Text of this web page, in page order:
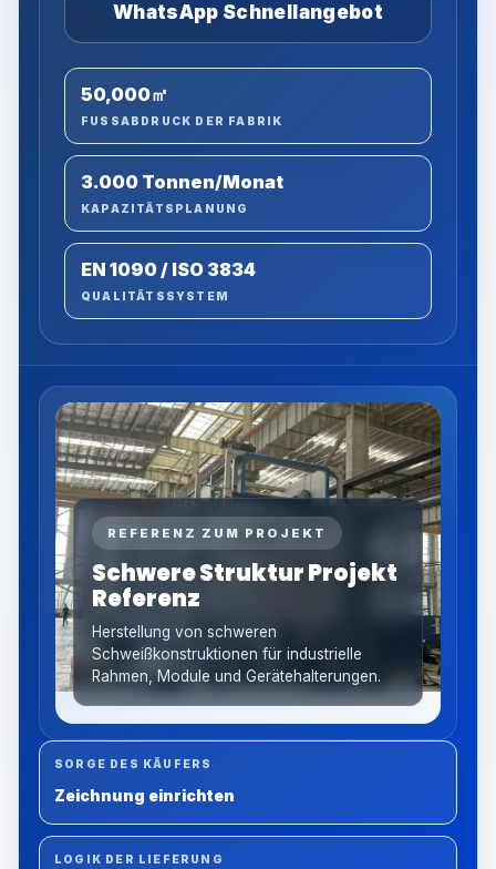
WhatsApp Schnellangebot
50,000㎡
FUSSABDRUCK DER FABRIK
3.000 Tonnen/Monat
KAPAZITÄTSPLANUNG
EN 1090 / ISO 3834
QUALITÄTSSYSTEM
REFERENZ ZUM PROJEKT
Schwere Struktur Projekt
Referenz
Herstellung von schweren
Schweißkonstruktionen für industrielle
Rahmen, Module und Gerätehalterungen.
SORGE DES KÄUFERS
Zeichnung einrichten
LOGIK DER LIEFERUNG